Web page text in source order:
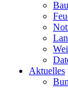
Aktuelles